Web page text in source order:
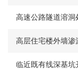
高速公路隧道溶洞
高层住宅楼外墙
临近既有线深基